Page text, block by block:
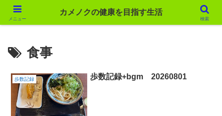
カメノクの健康を目指す生活
食事
歩数記録 歩数記録+bgm 20260801
メニュー
カメノクの健康を目指す生活
検索